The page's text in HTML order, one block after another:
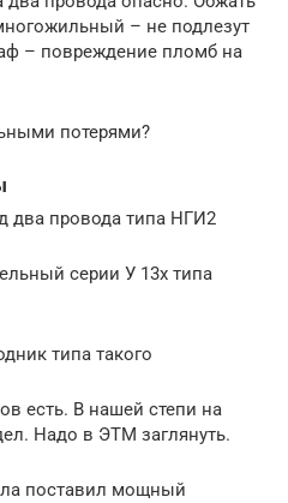
– не подлезут
– повреждение пломб на
потерями?
два провода типа НГИ2
серии У 13х типа
типа такого
есть. В нашей степи на
Надо в ЭТМ заглянуть.
поставил мощный